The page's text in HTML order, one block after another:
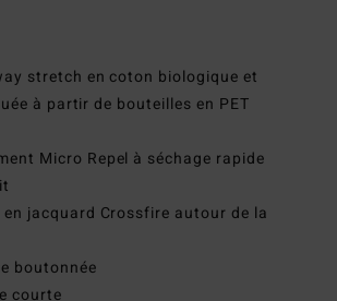
stretch en coton biologique et
à partir de bouteilles en PET
Micro Repel à séchage rapide
jacquard Crossfire autour de la
boutonnée
courte